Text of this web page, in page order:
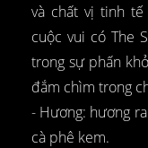
và chất vị tinh
cuộc vui có The
trong sự phấn
đắm chìm trong
- Hương: hương
cà phê kem.